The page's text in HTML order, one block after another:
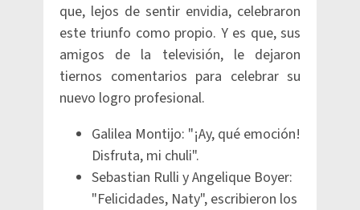
que, lejos de sentir envidia, celebraron
este triunfo como propio. Y es que, sus
amigos de la televisión, le dejaron
tiernos comentarios para celebrar su
nuevo logro profesional.
Galilea Montijo: "¡Ay, qué emoción!
Disfruta, mi chuli".
Sebastian Rulli y Angelique Boyer:
"Felicidades, Naty", escribieron los